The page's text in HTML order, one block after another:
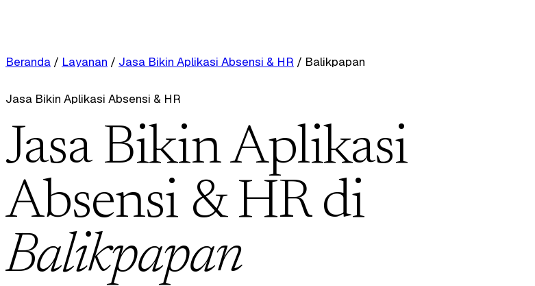
Beranda / Layanan / Jasa Bikin Aplikasi Absensi & HR / Balikpapan
Jasa Bikin Aplikasi Absensi & HR
Jasa Bikin Aplikasi
Absensi & HR di
Balikpapan